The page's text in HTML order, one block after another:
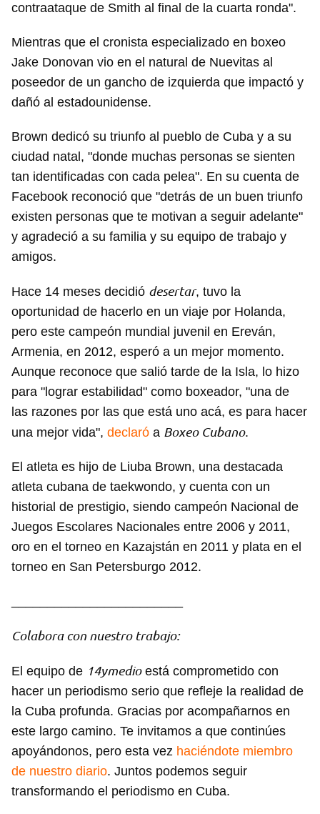
contraataque de Smith al final de la cuarta ronda".
Mientras que el cronista especializado en boxeo
Jake Donovan vio en el natural de Nuevitas al
poseedor de un gancho de izquierda que impactó y
dañó al estadounidense.
Brown dedicó su triunfo al pueblo de Cuba y a su
ciudad natal, "donde muchas personas se sienten
tan identificadas con cada pelea". En su cuenta de
Facebook reconoció que "detrás de un buen triunfo
existen personas que te motivan a seguir adelante"
y agradeció a su familia y su equipo de trabajo y
amigos.
Hace 14 meses decidió desertar, tuvo la
oportunidad de hacerlo en un viaje por Holanda,
pero este campeón mundial juvenil en Ereván,
Armenia, en 2012, esperó a un mejor momento.
Aunque reconoce que salió tarde de la Isla, lo hizo
para "lograr estabilidad" como boxeador, "una de
las razones por las que está uno acá, es para hacer
una mejor vida", declaró a Boxeo Cubano.
El atleta es hijo de Liuba Brown, una destacada
atleta cubana de taekwondo, y cuenta con un
historial de prestigio, siendo campeón Nacional de
Juegos Escolares Nacionales entre 2006 y 2011,
oro en el torneo en Kazajstán en 2011 y plata en el
torneo en San Petersburgo 2012.
Colabora con nuestro trabajo:
El equipo de 14ymedioestá comprometido con
hacer un periodismo serio que refleje la realidad de
la Cuba profunda. Gracias por acompañarnos en
este largo camino. Te invitamos a que continúes
apoyándonos, pero esta vez haciéndote miembro
de nuestro diario. Juntos podemos seguir
transformando el periodismo en Cuba.